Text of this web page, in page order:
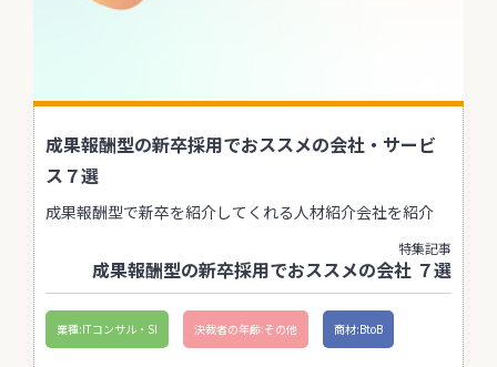
成果報酬型の新卒採用でおススメの会社・サービ
ス７選
成果報酬型で新卒を紹介してくれる人材紹介会社を紹介
特集記事
成果報酬型の新卒採用でおススメの会社 ７選
業種:ITコンサル・SI 決裁者の年齢:その他 商材:BtoB